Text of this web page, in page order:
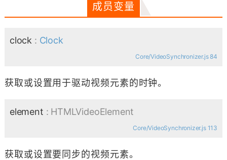
成员变量
clock : Clock
Core/VideoSynchronizer.js 84
获取或设置用于驱动视频元素的时钟。
element : HTMLVideoElement
Core/VideoSynchronizer.js 113
获取或设置要同步的视频元素。